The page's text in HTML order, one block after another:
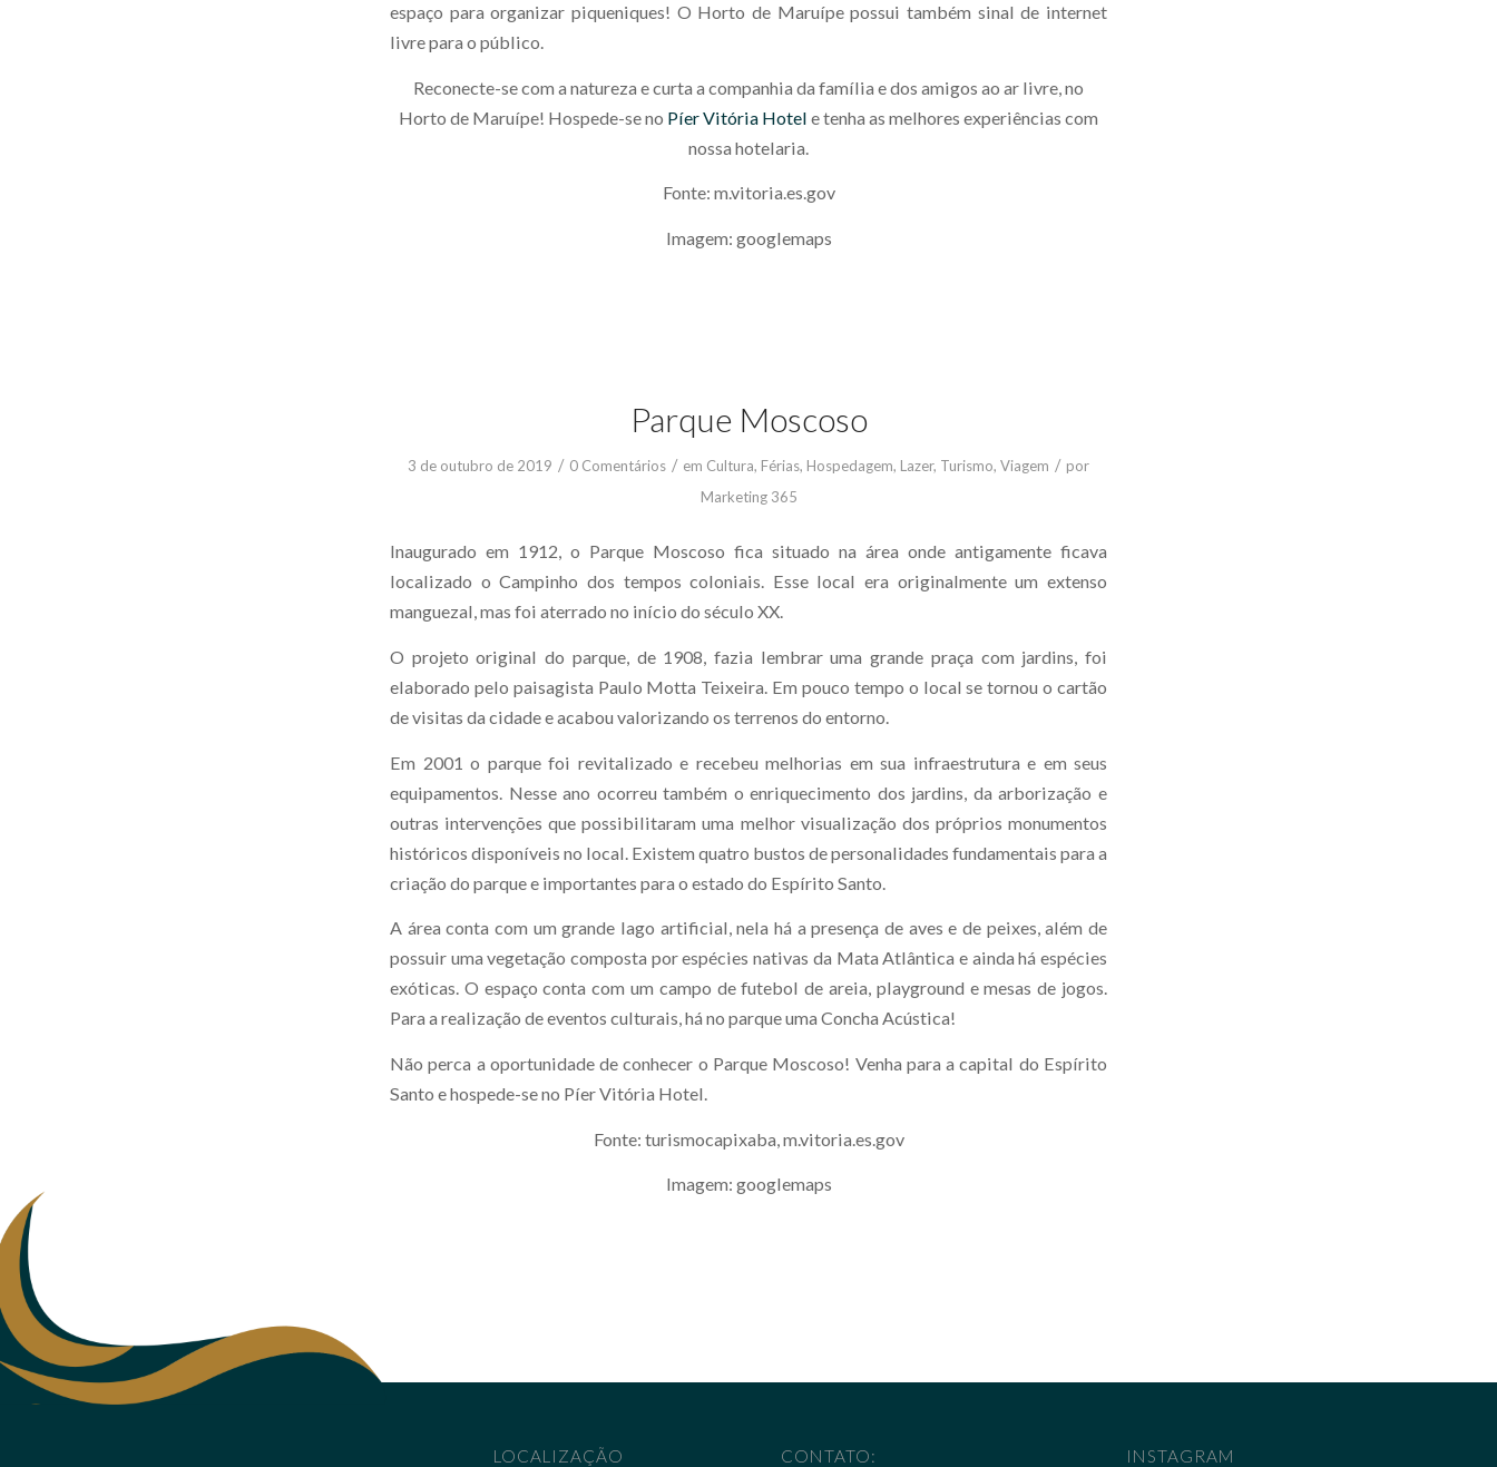
espaço para organizar piqueniques! O Horto de Maruípe possui também sinal de internet
livre para o público.
Reconecte-se com a natureza e curta a companhia da família e dos amigos ao ar livre, no
Horto de Maruípe! Hospede-se no Píer Vitória Hotel e tenha as melhores experiências com
nossa hotelaria.
Fonte: m.vitoria.es.gov
Imagem: googlemaps
Parque Moscoso
3 de outubro de 2019 / 0 Comentários / em Cultura, Férias, Hospedagem, Lazer, Turismo, Viagem / por
Marketing 365
Inaugurado em 1912, o Parque Moscoso fica situado na área onde antigamente ficava
localizado o Campinho dos tempos coloniais. Esse local era originalmente um extenso
manguezal, mas foi aterrado no início do século XX.
O projeto original do parque, de 1908, fazia lembrar uma grande praça com jardins, foi
elaborado pelo paisagista Paulo Motta Teixeira. Em pouco tempo o local se tornou o cartão
de visitas da cidade e acabou valorizando os terrenos do entorno.
Em 2001 o parque foi revitalizado e recebeu melhorias em sua infraestrutura e em seus
equipamentos. Nesse ano ocorreu também o enriquecimento dos jardins, da arborização e
outras intervenções que possibilitaram uma melhor visualização dos próprios monumentos
históricos disponíveis no local. Existem quatro bustos de personalidades fundamentais para a
criação do parque e importantes para o estado do Espírito Santo.
A área conta com um grande lago artificial, nela há a presença de aves e de peixes, além de
possuir uma vegetação composta por espécies nativas da Mata Atlântica e ainda há espécies
exóticas. O espaço conta com um campo de futebol de areia, playground e mesas de jogos.
Para a realização de eventos culturais, há no parque uma Concha Acústica!
Não perca a oportunidade de conhecer o Parque Moscoso! Venha para a capital do Espírito
Santo e hospede-se no Píer Vitória Hotel.
Fonte: turismocapixaba, m.vitoria.es.gov
Imagem: googlemaps
LOCALIZAÇÃO CONTATO: INSTAGRAM